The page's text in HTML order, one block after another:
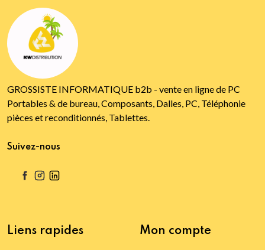
GROSSISTE INFORMATIQUE b2b - vente en ligne de PC
Portables & de bureau, Composants, Dalles, PC, Téléphonie
pièces et reconditionnés, Tablettes.
Suivez-nous
Liens rapides Mon compte